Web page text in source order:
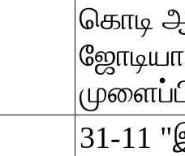
கொடி
31-11